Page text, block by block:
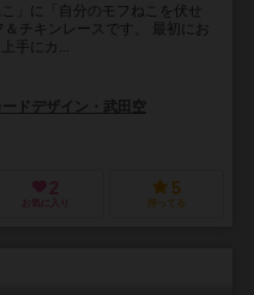
」に「自分のモフねこを伏せ
チキンレースです。 最初にお
手にカ...
ードデザイン・武田空
2
お気に入り
5
持ってる